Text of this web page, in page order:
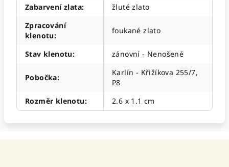
Zabarvení zlata:
žluté zlato
Zpracování
klenotu:
foukané zlato
Stav klenotu: zánovní - Nenošené
Pobočka:
Karlín - Křižíkova 255/7,
P8
Rozměr klenotu: 2.6 x 1.1 cm